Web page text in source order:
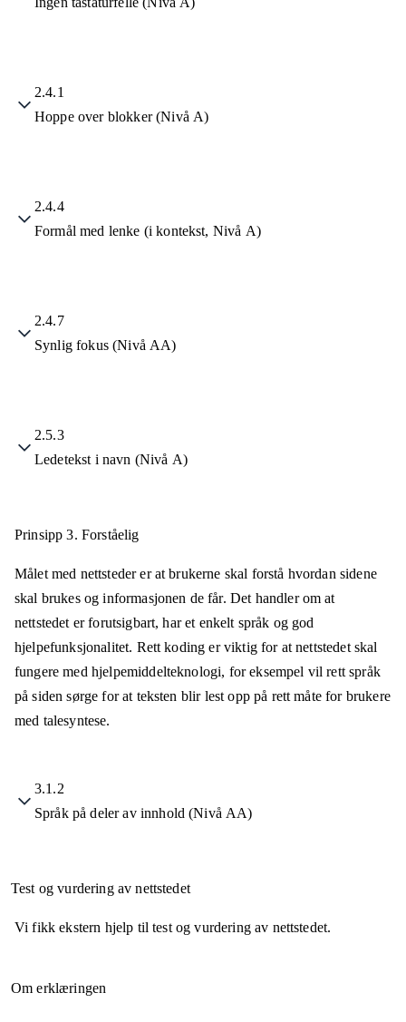
2.4.1
Hoppe over blokker (Nivå A)
2.4.4
Formål med lenke (i kontekst, Nivå A)
2.4.7
Synlig fokus (Nivå AA)
2.5.3
Ledetekst i navn (Nivå A)
Prinsipp 3. Forståelig
Målet med nettsteder er at brukerne skal forstå hvordan sidene
skal brukes og informasjonen de får. Det handler om at
nettstedet er forutsigbart, har et enkelt språk og god
hjelpefunksjonalitet. Rett koding er viktig for at nettstedet skal
fungere med hjelpemiddelteknologi, for eksempel vil rett språk
på siden sørge for at teksten blir lest opp på rett måte for brukere
med talesyntese.
3.1.2
Språk på deler av innhold (Nivå AA)
Test og vurdering av nettstedet
Vi fikk ekstern hjelp til test og vurdering av nettstedet.
Om erklæringen